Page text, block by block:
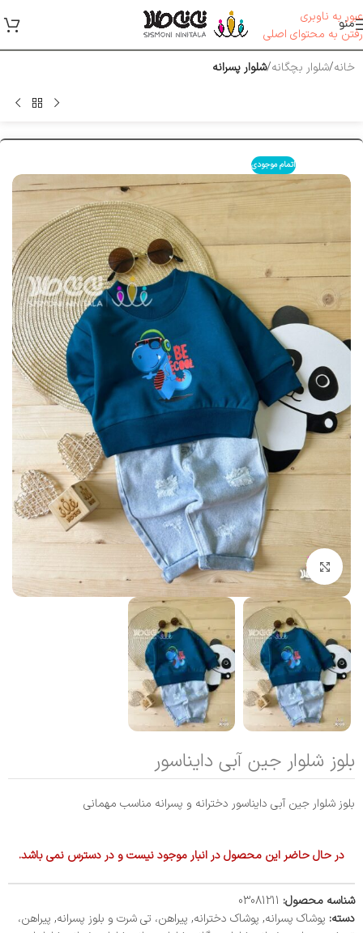
عبور به ناوبری
رفتن به محتوای اصلی
منو
خانه شلوار بچگانه شلوار پسرانه
اتمام موجودی
بزرگنمایی تصویر
بلوز شلوار جین آبی دایناسور
بلوز شلوار جین آبی دایناسور دخترانه و پسرانه مناسب مهمانی
در حال حاضر این محصول در انبار موجود نیست و در دسترس نمی باشد.
شناسه محصول: 03081211
دسته: پوشاک پسرانه, پوشاک دخترانه, پیراهن، تی شرت و بلوز پسرانه, پیراهن،